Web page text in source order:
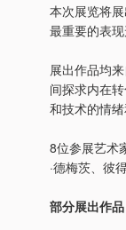
本次展览将展
最重要的表
展出作品均
间探求内在
和技术的情
8位参展艺术
·德梅茨、彼
部分展出作品